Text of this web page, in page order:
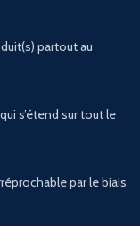
partout au
s’étend sur tout le
par le biais